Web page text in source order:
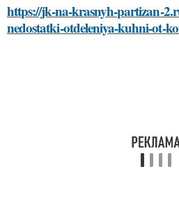
https://jk-na-krasnyh-partizan-
nedostatki-otdeleniya-kuhni-ot-